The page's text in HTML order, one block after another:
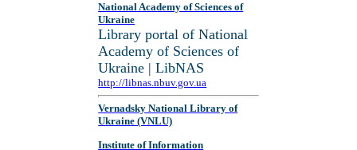
National Academy of Sciences of
Ukraine
Library portal of National
Academy of Sciences of
Ukraine | LibNAS
http://libnas.nbuv.gov.ua
Vernadsky National Library of
Ukraine (VNLU)
Institute of Information